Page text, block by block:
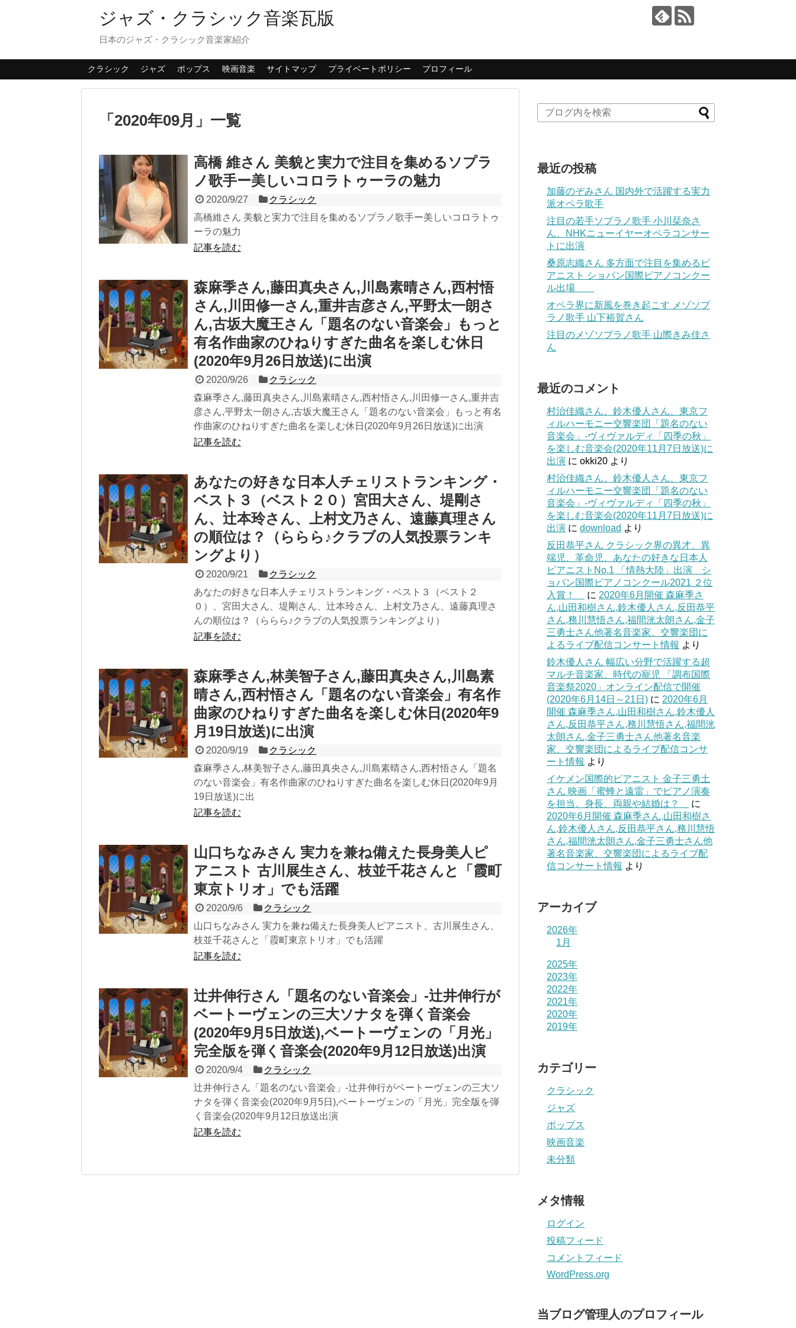
ジャズ・クラシック音楽瓦版
日本のジャズ・クラシック音楽家紹介
クラシック ジャズ ポップス 映画音楽 サイトマップ プライベートポリシー プロフィール
「 2020年09月 」 一覧
高橋 維さん 美貌と実力で注目を集めるソプラ
ノ歌手ー美しいコロラトゥーラの魅力
2020/9/27
クラシック
高橋維さん 美貌と実力で注目を集めるソプラノ歌手ー美しいコロラトゥ
ーラの魅力
記事を読む
森麻季さん,藤田真央さん,川島素晴さん,西村悟
さん,川田修一さん,重井吉彦さん,平野太一朗さ
ん,古坂大魔王さん「題名のない音楽会」もっと
有名作曲家のひねりすぎた曲名を楽しむ休日
(2020年9月26日放送)に出演
2020/9/26
クラシック
森麻季さん,藤田真央さん,川島素晴さん,西村悟さん,川田修一さん,重井吉
彦さん,平野太一朗さん,古坂大魔王さん「題名のない音楽会」もっと有名
作曲家のひねりすぎた曲名を楽しむ休日(2020年9月26日放送)に出演
記事を読む
あなたの好きな日本人チェリストランキング・
ベスト３（ベスト２０）宮田大さん、堤剛さ
ん、辻本玲さん、上村文乃さん、遠藤真理さん
の順位は？（ららら♪クラブの人気投票ランキ
ングより）
2020/9/21
クラシック
あなたの好きな日本人チェリストランキング・ベスト３（ベスト２
０）、宮田大さん、堤剛さん、辻本玲さん、上村文乃さん、遠藤真理さ
んの順位は？（ららら♪クラブの人気投票ランキングより）
記事を読む
森麻季さん,林美智子さん,藤田真央さん,川島素
晴さん,西村悟さん「題名のない音楽会」有名作
曲家のひねりすぎた曲名を楽しむ休日(2020年9
月19日放送)に出演
2020/9/19
クラシック
森麻季さん,林美智子さん,藤田真央さん,川島素晴さん,西村悟さん「題名
のない音楽会」有名作曲家のひねりすぎた曲名を楽しむ休日(2020年9月
19日放送)に出
記事を読む
山口ちなみさん 実力を兼ね備えた長身美人ピ
アニスト 古川展生さん、枝並千花さんと「霞町
東京トリオ」でも活躍
2020/9/6
クラシック
山口ちなみさん 実力を兼ね備えた長身美人ピアニスト、古川展生さん、
枝並千花さんと「霞町東京トリオ」でも活躍
記事を読む
辻井伸行さん「題名のない音楽会」-辻井伸行が
ベートーヴェンの三大ソナタを弾く音楽会
(2020年9月5日放送),ベートーヴェンの「月光」
完全版を弾く音楽会(2020年9月12日放送)出演
2020/9/4
クラシック
辻井伸行さん「題名のない音楽会」-辻井伸行がベートーヴェンの三大ソ
ナタを弾く音楽会(2020年9月5日),ベートーヴェンの「月光」完全版を弾
く音楽会(2020年9月12日放送出演
記事を読む
最近の投稿
加藤のぞみさん 国内外で活躍する実力
派オペラ歌手
注目の若手ソプラノ歌手 小川栞奈さ
ん、NHKニューイヤーオペラコンサー
トに出演
桑原志織さん 多方面で注目を集めるピ
アニスト ショパン国際ピアノコンクー
ル出場
オペラ界に新風を巻き起こす メゾソプ
ラノ歌手 山下裕賀さん
注目のメゾソプラノ歌手 山際きみ佳さ
ん
最近のコメント
村治佳織さん、鈴木優人さん、東京フ
ィルハーモニー交響楽団「題名のない
音楽会」-ヴィヴァルディ「四季の秋」
を楽しむ音楽会(2020年11月7日放送)に
出演 に okki20 より
村治佳織さん、鈴木優人さん、東京フ
ィルハーモニー交響楽団「題名のない
音楽会」-ヴィヴァルディ「四季の秋」
を楽しむ音楽会(2020年11月7日放送)に
出演 に download より
反田恭平さん クラシック界の異才、異
端児、革命児、あなたの好きな日本人
ピアニストNo.1 「情熱大陸」出演 シ
ョパン国際ピアノコンクール2021 ２位
入賞！
に 2020年6月開催 森麻季さ
ん,山田和樹さん,鈴木優人さん,反田恭平
さん,務川慧悟さん,福間洸太朗さん,金子
三勇士さん他著名音楽家、交響楽団に
よるライブ配信コンサート情報 より
鈴木優人さん 幅広い分野で活躍する超
マルチ音楽家、時代の寵児 「調布国際
音楽祭2020」オンライン配信で開催
(2020年6月14日～21日) に 2020年6月
開催 森麻季さん,山田和樹さん,鈴木優人
さん,反田恭平さん,務川慧悟さん,福間洸
太朗さん,金子三勇士さん他著名音楽
家、交響楽団によるライブ配信コンサ
ート情報 より
イケメン国際的ピアニスト 金子三勇土
さん 映画「蜜蜂と遠雷」でピアノ演奏
を担当。身長、両親や結婚は？
に
2020年6月開催 森麻季さん,山田和樹さ
ん,鈴木優人さん,反田恭平さん,務川慧悟
さん,福間洸太朗さん,金子三勇士さん他
著名音楽家、交響楽団によるライブ配
信コンサート情報 より
アーカイブ
2026年
1月
2025年
2023年
2022年
2021年
2020年
2019年
カテゴリー
クラシック
ジャズ
ポップス
映画音楽
未分類
メタ情報
ログイン
投稿フィード
コメントフィード
WordPress.org
当ブログ管理人のプロフィール